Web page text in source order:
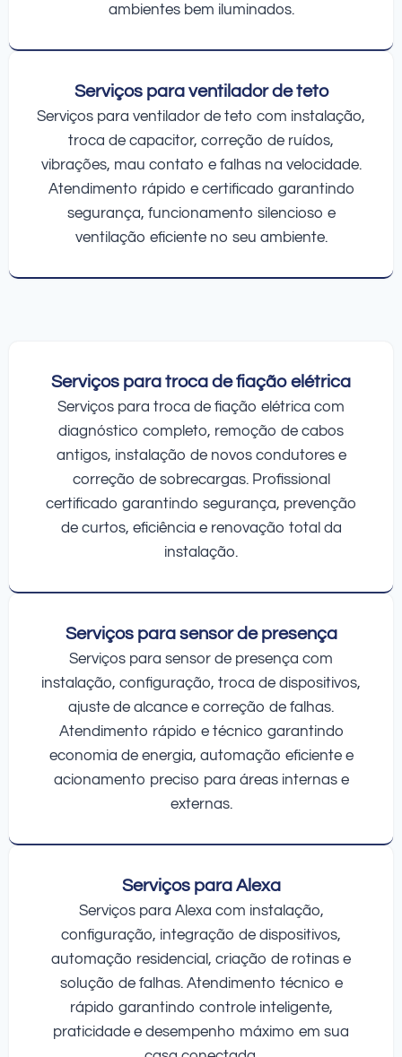
ambientes bem iluminados.
Serviços para ventilador de teto
Serviços para ventilador de teto com instalação,
troca de capacitor, correção de ruídos,
vibrações, mau contato e falhas na velocidade.
Atendimento rápido e certificado garantindo
segurança, funcionamento silencioso e
ventilação eficiente no seu ambiente.
Serviços para troca de fiação elétrica
Serviços para troca de fiação elétrica com
diagnóstico completo, remoção de cabos
antigos, instalação de novos condutores e
correção de sobrecargas. Profissional
certificado garantindo segurança, prevenção
de curtos, eficiência e renovação total da
instalação.
Serviços para sensor de presença
Serviços para sensor de presença com
instalação, configuração, troca de dispositivos,
ajuste de alcance e correção de falhas.
Atendimento rápido e técnico garantindo
economia de energia, automação eficiente e
acionamento preciso para áreas internas e
externas.
Serviços para Alexa
Serviços para Alexa com instalação,
configuração, integração de dispositivos,
automação residencial, criação de rotinas e
solução de falhas. Atendimento técnico e
rápido garantindo controle inteligente,
praticidade e desempenho máximo em sua